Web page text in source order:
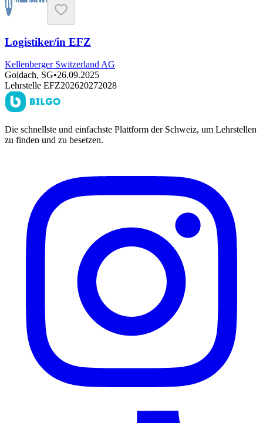
Logistiker/in EFZ
Kellenberger Switzerland AG
Goldach, SG•26.09.2025
Lehrstelle EFZ202620272028
Die schnellste und einfachste Plattform der Schweiz, um Lehrstellen
zu finden und zu besetzen.